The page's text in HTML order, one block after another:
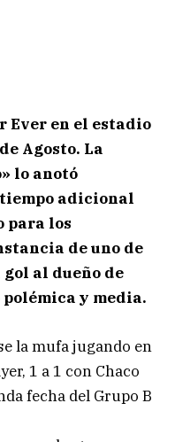
Ever en el estadio
Agosto. La
lo anotó
adicional
para los
de uno de
al dueño de
y media.
la mufa jugando en
1 a 1 con Chaco
fecha del Grupo B